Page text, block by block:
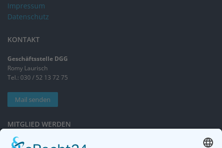
Impressum
Datenschutz
KONTAKT
Geschäftsstelle DGG
Romy Laurisch
Tel.: 030 / 52 13 72 75
Mail senden
MITGLIED WERDEN
Sieben gute Gründe